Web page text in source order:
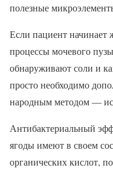
полезные
Если пациент начинает
процессы мочевого
обнаруживают соли и
просто необходимо
народным методом —
Антибактериальный
ягоды имеют в своем
органических кислот,